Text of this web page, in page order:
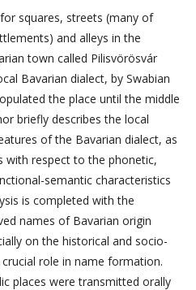
squares, streets (many of
and alleys in the
town called Pilisvörösvár
Bavarian dialect, by Swabian
the place until the middle
briefly describes the local
of the Bavarian dialect, as
with respect to the phonetic,
semantic characteristics
is completed with the
names of Bavarian origin
on the historical and socio-
role in name formation.
places were transmitted orally